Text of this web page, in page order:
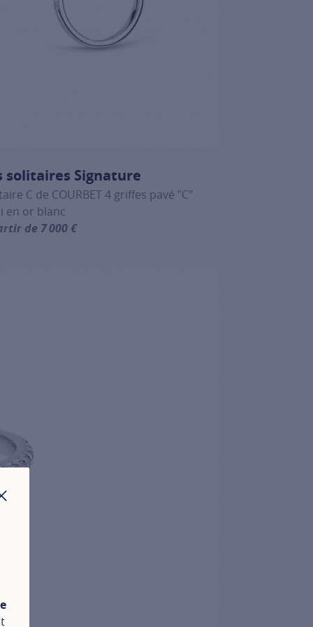
FERMER
solitaires Signature
C de COURBET 4 griffes pavé "C"
en or blanc
de 7 000 €